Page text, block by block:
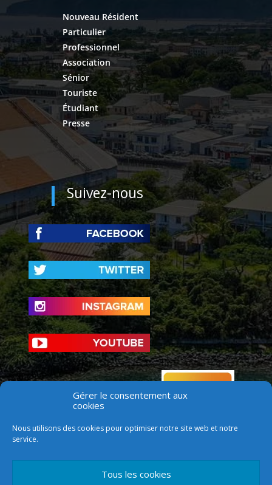
Gérer le consentement aux
cookies
Nous utilisons des cookies pour optimiser notre site web et notre
service.
Tous les cookies
Nouveau Résident
Particulier
Professionnel
Association
Sénior
Touriste
Étudiant
Presse
Suivez-nous